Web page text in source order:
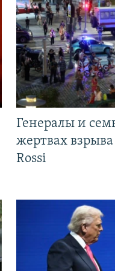
Генералы и
жертвах
Rossi